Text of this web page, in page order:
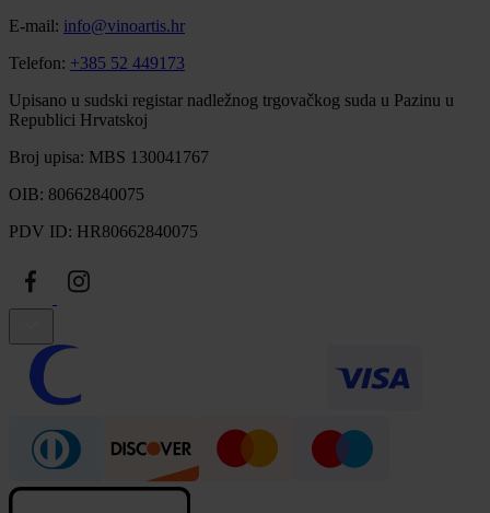
E-mail: info@vinoartis.hr
Telefon: +385 52 449173
Upisano u sudski registar nadležnog trgovačkog suda u Pazinu u
Republici Hrvatskoj
Broj upisa: MBS 130041767
OIB: 80662840075
PDV ID: HR80662840075